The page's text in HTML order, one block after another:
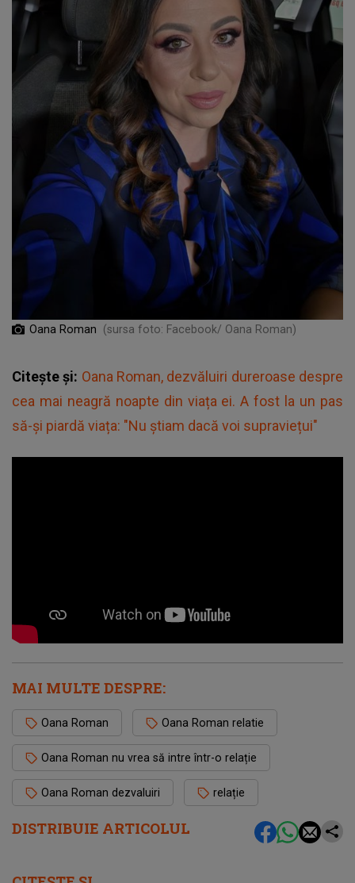
DISTRIBUIE ARTICOLUL
Oana Roman (sursa foto: Facebook/ Oana Roman)
Citește și: Oana Roman, dezvăluiri dureroase despre
cea mai neagră noapte din viața ei. A fost la un pas
să-și piardă viața: "Nu știam dacă voi supraviețui"
MAI MULTE DESPRE:
Oana Roman Oana Roman relatie
Oana Roman nu vrea să intre într-o relație
Oana Roman dezvaluiri relație